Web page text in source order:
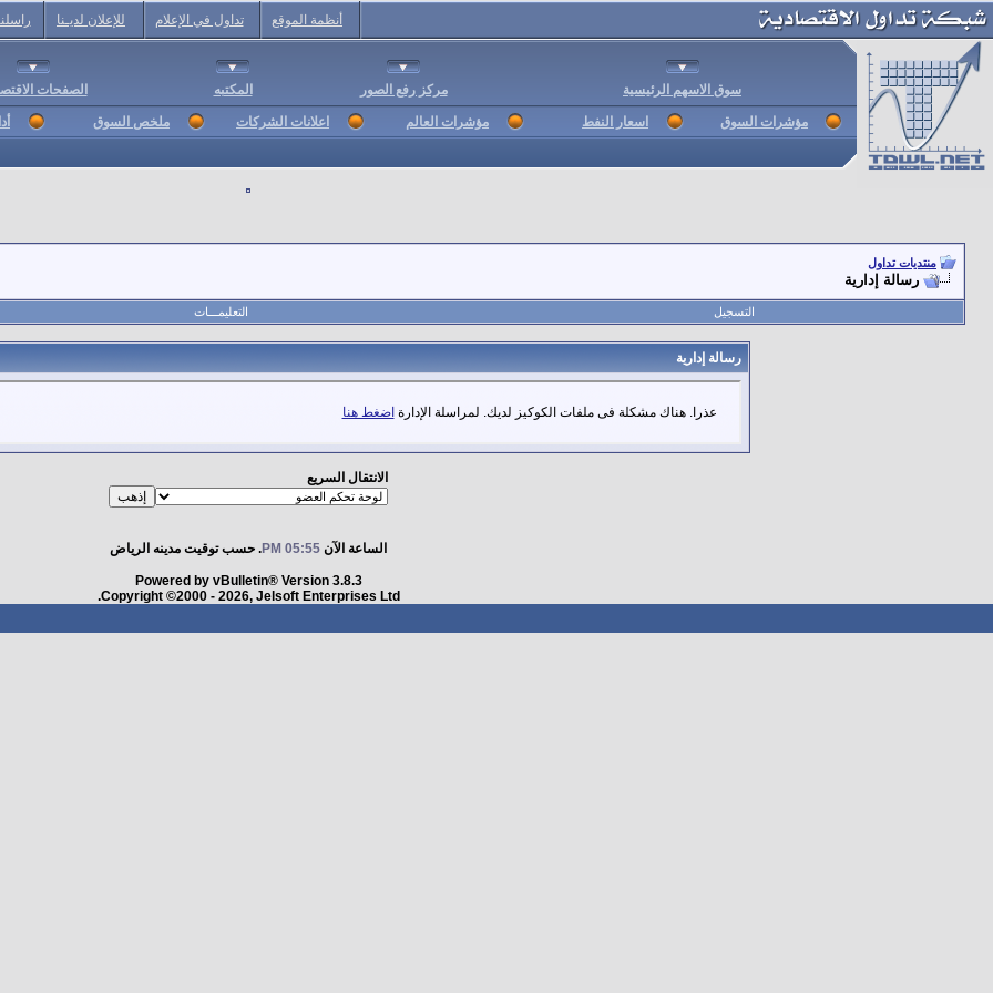
أنظمة الموقع تداول في الإعلام للإعلان لديـنا
سوق الاسهم الرئيسية مركز رفع الصور المكتبه الصفحات
مؤشرات السوق اسعار النفط مؤشرات العالم اعلانات الشركات ملخص السوق
منتديات تداول
رسالة إدارية
التسجيل التعليمـــات
رسالة إدارية
عذرا. هناك مشكلة فى ملفات الكوكيز لديك. لمراسلة الإدارة اضغط هنا
الانتقال السريع
الساعة الآن 05:55 PM . حسب توقيت مدينه الرياض
Powered by vBulletin® Version 3.8.3
Copyright ©2000 - 2026, Jelsoft Enterprises Ltd.